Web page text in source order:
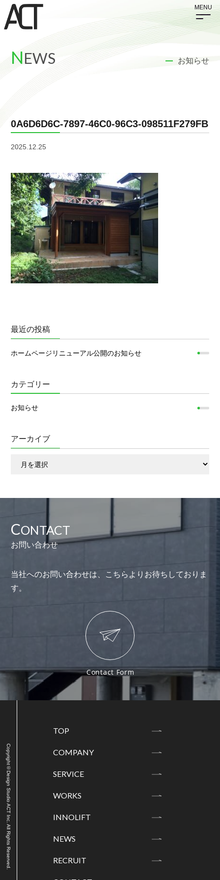
NEWS お知らせ
0A6D6D6C-7897-46C0-96C3-098511F279FB
2025.12.25
最近の投稿
ホームページリニューアル公開のお知らせ
カテゴリー
お知らせ
アーカイブ
イ
CONTACT
お問い合わせ
当社へのお問い合わせは、こちらよりお待ちしておりま
す。
Copyright©Design Studio ACT Inc. All Rights Reserved.
TOP
COMPANY
SERVICE
WORKS
INNOLIFT
NEWS
RECRUIT